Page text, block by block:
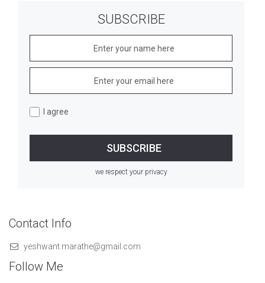
SUBSCRIBE
I agree
we respect your privacy
Contact Info
yeshwant.marathe@gmail.com
Follow Me